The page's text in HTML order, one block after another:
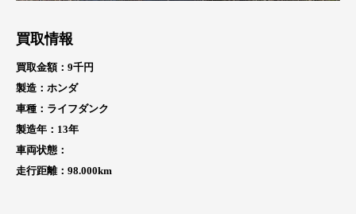
買取情報
買取金額：9千円
製造：ホンダ
車種：ライフダンク
製造年：13年
車両状態：
走行距離：98.000km